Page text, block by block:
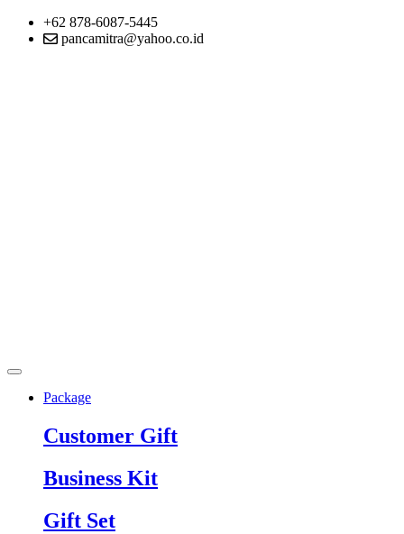
+62 878-6087-5445
pancamitra@yahoo.co.id
Package
Customer Gift
Business Kit
Gift Set